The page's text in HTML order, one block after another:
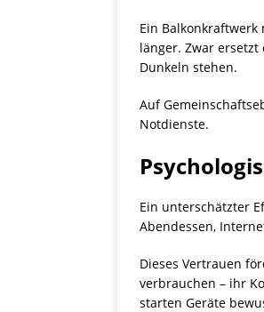
Ein
länger. Zwar
Dunkeln stehen.
Auf
Notdienste.
Ein unterschätzter
Abendessen,
Dieses Vertrauen
verbrauchen – ihr
starten Geräte